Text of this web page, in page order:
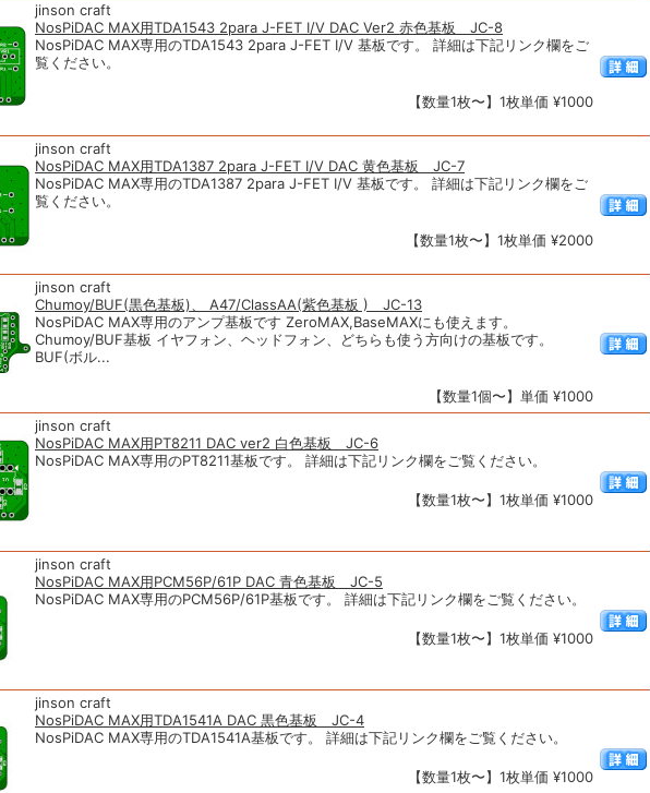
jinson craft
NosPiDAC MAX用TDA1543 2para J-FET I/V DAC Ver2 赤色基板 JC-8
NosPiDAC MAX専用のTDA1543 2para J-FET I/V 基板です。 詳細は下記リンク欄をご
覧ください。
【数量1枚〜】1枚単価 ¥1000
jinson craft
NosPiDAC MAX用TDA1387 2para J-FET I/V DAC 黄色基板 JC-7
NosPiDAC MAX専用のTDA1387 2para J-FET I/V 基板です。 詳細は下記リンク欄をご
覧ください。
【数量1枚〜】1枚単価 ¥2000
jinson craft
Chumoy/BUF(黒色基板)、 A47/ClassAA(紫色基板 ) JC-13
NosPiDAC MAX専用のアンプ基板です ZeroMAX,BaseMAXにも使えます。
Chumoy/BUF基板 イヤフォン、ヘッドフォン、どちらも使う方向けの基板です。
BUF(ボル...
【数量1個〜】単価 ¥1000
jinson craft
NosPiDAC MAX用PT8211 DAC ver2 白色基板 JC-6
NosPiDAC MAX専用のPT8211基板です。 詳細は下記リンク欄をご覧ください。
【数量1枚〜】1枚単価 ¥1000
jinson craft
NosPiDAC MAX用PCM56P/61P DAC 青色基板 JC-5
NosPiDAC MAX専用のPCM56P/61P基板です。 詳細は下記リンク欄をご覧ください。
【数量1枚〜】1枚単価 ¥1000
jinson craft
NosPiDAC MAX用TDA1541A DAC 黒色基板 JC-4
NosPiDAC MAX専用のTDA1541A基板です。 詳細は下記リンク欄をご覧ください。
【数量1枚〜】1枚単価 ¥1000